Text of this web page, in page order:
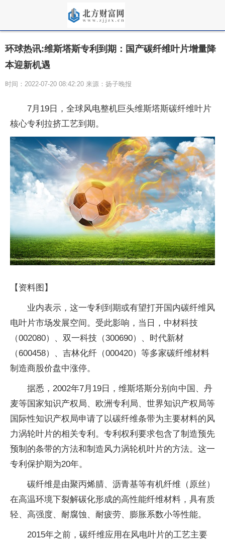
环球热讯:维斯塔斯专利到期：国产碳纤维叶片增量降
本迎新机遇
时间：2022-07-20 08:42:20 来源：扬子晚报
7月19日，全球风电整机巨头维斯塔斯碳纤维叶片
核心专利拉挤工艺到期。
【资料图】
业内表示，这一专利到期或有望打开国内碳纤维风
电叶片市场发展空间。受此影响，当日，中材科技
（002080）、双一科技（300690）、时代新材
（600458）、吉林化纤（000420）等多家碳纤维材料
制造商股价盘中涨停。
据悉，2002年7月19日，维斯塔斯分别向中国、丹
麦等国家知识产权局、欧洲专利局、世界知识产权局等
国际性知识产权局申请了以碳纤维条带为主要材料的风
力涡轮叶片的相关专利。专利权利要求包含了制造预先
预制的条带的方法和制造风力涡轮机叶片的方法。这一
专利保护期为20年。
碳纤维是由聚丙烯腈、沥青基等有机纤维（原丝）
在高温环境下裂解碳化形成的高性能纤维材料，具有质
轻、高强度、耐腐蚀、耐疲劳、膨胀系数小等性能。
2015年之前，碳纤维应用在风电叶片的工艺主要